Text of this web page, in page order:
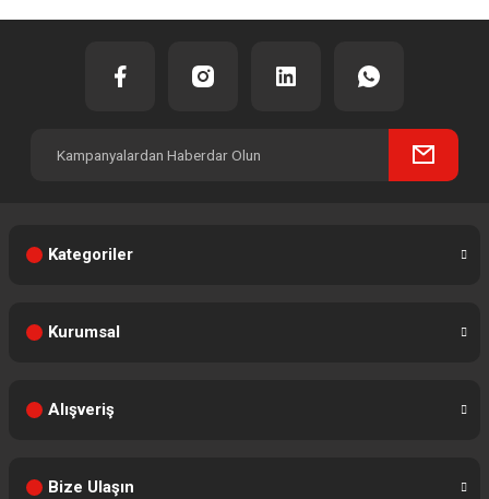
Kategoriler
Kurumsal
Alışveriş
Bize Ulaşın